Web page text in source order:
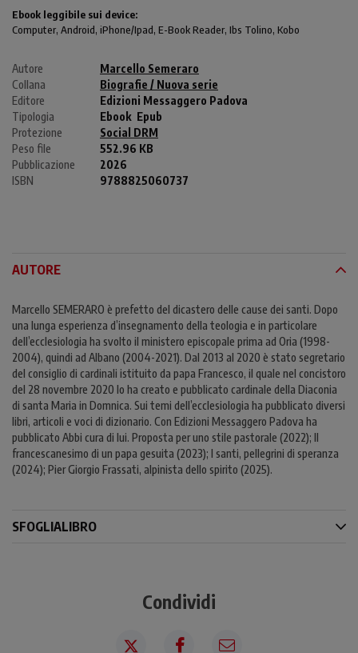
Ebook leggibile sui device:
Computer, Android, iPhone/Ipad, E-Book Reader, Ibs Tolino, Kobo
Autore
Marcello Semeraro
Collana
Biografie / Nuova serie
Editore
Edizioni Messaggero Padova
Tipologia
Ebook Epub
Protezione
Social DRM
Peso file
552.96 KB
Pubblicazione
2026
ISBN
9788825060737
AUTORE
Marcello SEMERARO è prefetto del dicastero delle cause dei santi. Dopo
una lunga esperienza d’insegnamento della teologia e in particolare
dell’ecclesiologia ha svolto il ministero episcopale prima ad Oria (1998-
2004), quindi ad Albano (2004-2021). Dal 2013 al 2020 è stato segretario
del consiglio di cardinali istituito da papa Francesco, il quale nel concistoro
del 28 novembre 2020 lo ha creato e pubblicato cardinale della Diaconia
di santa Maria in Domnica. Sui temi dell’ecclesiologia ha pubblicato diversi
libri, articoli e voci di dizionario. Con Edizioni Messaggero Padova ha
pubblicato Abbi cura di lui. Proposta per uno stile pastorale (2022); Il
francescanesimo di un papa gesuita (2023); I santi, pellegrini di speranza
(2024); Pier Giorgio Frassati, alpinista dello spirito (2025).
SFOGLIALIBRO
Condividi